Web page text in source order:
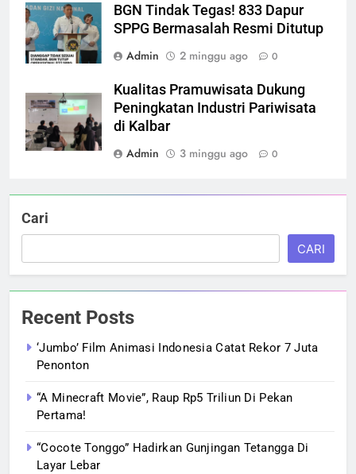
BGN Tindak Tegas! 833 Dapur
SPPG Bermasalah Resmi Ditutup
Admin
2 minggu ago 0
Kualitas Pramuwisata Dukung
Peningkatan Industri Pariwisata
di Kalbar
Admin
3 minggu ago 0
Cari
CARI
Recent Posts
‘Jumbo’ Film Animasi Indonesia Catat Rekor 7 Juta
Penonton
“A Minecraft Movie”, Raup Rp5 Triliun Di Pekan
Pertama!
“Cocote Tonggo” Hadirkan Gunjingan Tetangga Di
Layar Lebar